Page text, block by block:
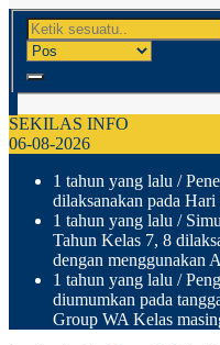
SEKILAS INFO
06-08-2026
1 tahun yang lalu /
dilaksanakan pada
1 tahun yang lalu /
Tahun Kelas 7, 8
dengan menggunakan
1 tahun yang lalu /
diumumkan pada
Group WA Kelas